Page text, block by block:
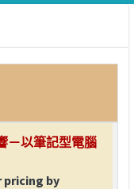
－以筆記型電腦
pricing by